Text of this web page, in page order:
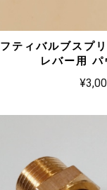
ティバルブスプ
レバー用 パ